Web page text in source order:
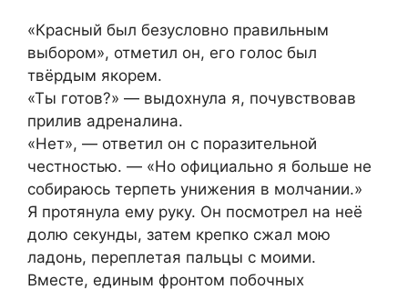
«Красный был безусловно правильным
выбором», отметил он, его голос был
твёрдым якорем.
«Ты готов?» — выдохнула я, почувствовав
прилив адреналина.
«Нет», — ответил он с поразительной
честностью. — «Но официально я больше не
собираюсь терпеть унижения в молчании.»
Я протянула ему руку. Он посмотрел на неё
долю секунды, затем крепко сжал мою
ладонь, переплетая пальцы с моими.
Вместе, единым фронтом побочных